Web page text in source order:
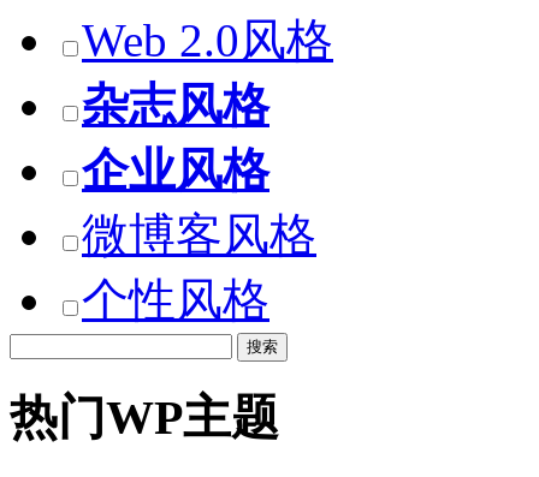
Web 2.0风格
杂志风格
企业风格
微博客风格
个性风格
热门WP主题